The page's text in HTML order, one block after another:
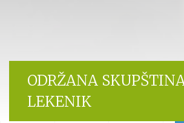
ODRŽANA
LEKENIK